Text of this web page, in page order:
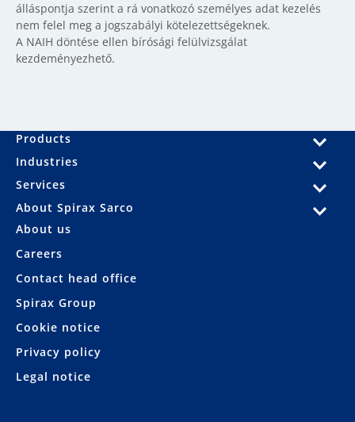
álláspontja szerint a rá vonatkozó személyes adat kezelés
nem felel meg a jogszabályi kötelezettségeknek.
A NAIH döntése ellen bírósági felülvizsgálat
kezdeményezhető.
Products
Industries
Services
About Spirax Sarco
About us
Careers
Contact head office
Spirax Group
Cookie notice
Privacy policy
Legal notice